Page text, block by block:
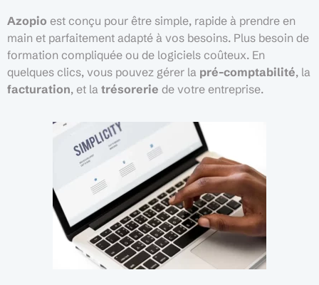
Azopio est conçu pour être simple, rapide à prendre en
main et parfaitement adapté à vos besoins. Plus besoin de
formation compliquée ou de logiciels coûteux. En
quelques clics, vous pouvez gérer la pré-comptabilité, la
facturation, et la trésorerie de votre entreprise.